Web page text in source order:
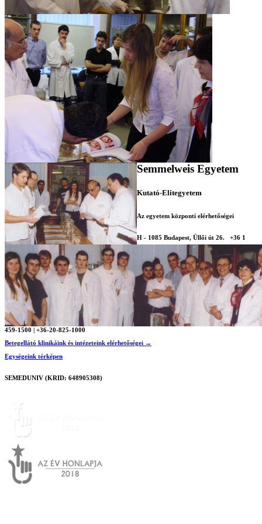
Semmelweis Egyetem
Kutató-Elitegyetem
Az egyetem központi elérhetőségei
H - 1085 Budapest, Üllői út 26. +36 1
459-1500 | +36-20-825-1000
Betegellátó klinikáink és intézeteink elérhetőségei →
Egységeink térképen
SEMEDUNIV (KRID: 648905308)